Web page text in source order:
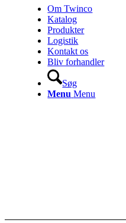
Om Twinco
Katalog
Produkter
Logistik
Kontakt os
Bliv forhandler
Søg
Menu Menu